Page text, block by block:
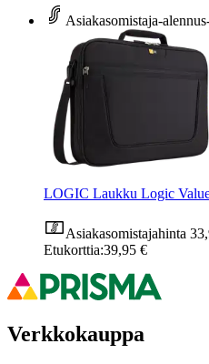
Asiakasomistaja-alennus
LOGIC Laukku Logic
Asiakasomistajahinta
Etukorttia:39,95 €
Verkkokauppa